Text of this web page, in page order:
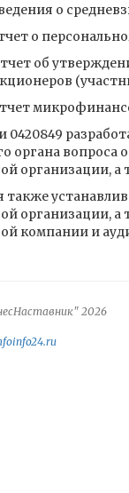
о
о
об
0420849
органа вопроса
организации, а
также
организации, а
компании и
2026